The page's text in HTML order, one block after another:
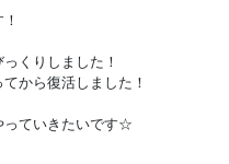
くりしました！
から復活しました！
っていきたいです☆